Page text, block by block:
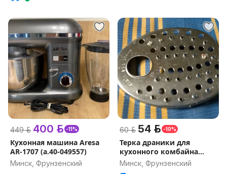
449 р. 400 р. -11%
Кухонная машина Aresa
AR-1707 (а.40-049557)
Минск, Фрунзенский
60 р. 54 р. -10%
Терка драники для
кухонного комбайна
Philips
Минск, Фрунзенский